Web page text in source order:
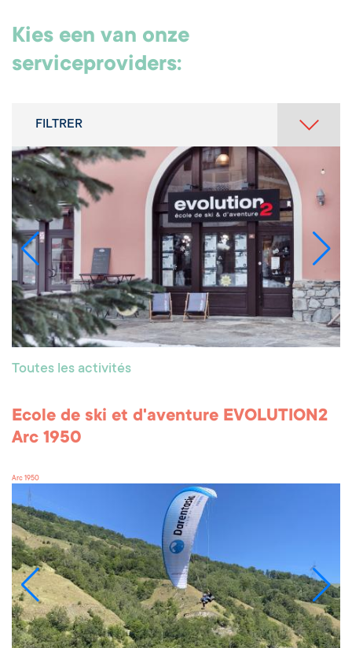
Kies een van onze
serviceproviders:
FILTRER
Toutes les activités
Ecole de ski et d'aventure EVOLUTION2
Arc 1950
Arc 1950